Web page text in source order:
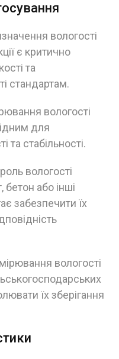
вологості
є критично
та
стандартам.
вологості
для
та стабільності.
вологості
бетон або інші
забезпечити їх
вологості
їх зберігання